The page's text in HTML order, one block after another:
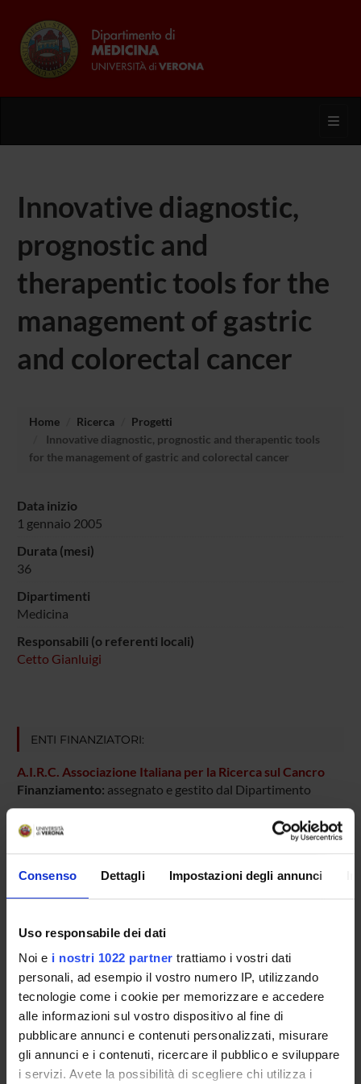
Consenso Dettagli Impostazioni degli annunci
Uso responsabile dei dati
Noi e i nostri 1022 partner trattiamo i vostri dati
personali, ad esempio il vostro numero IP, utilizzando
tecnologie come i cookie per memorizzare e accedere
alle informazioni sul vostro dispositivo al fine di
pubblicare annunci e contenuti personalizzati, misurare
gli annunci e i contenuti, ricercare il pubblico e sviluppare
i servizi. Avete la possibilità di scegliere chi utilizza i
Innovative diagnostic,
prognostic and
therapentic tools for the
management of gastric
and colorectal cancer
Home Ricerca
Progetti
Innovative diagnostic, prognostic and therapentic tools
for the management of gastric and colorectal cancer
Data inizio
1 gennaio 2005
Durata (mesi)
36
Dipartimenti
Medicina
Responsabili (o referenti locali)
Cetto Gianluigi
ENTI FINANZIATORI:
A.I.R.C. Associazione Italiana per la Ricerca sul Cancro
Finanziamento: assegnato e gestito dal Dipartimento
Felice Pasini
Teodoro Sava
Oncologia Medica